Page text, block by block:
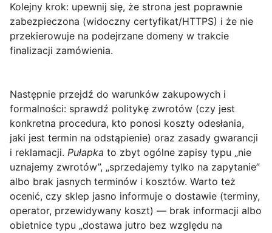
Kolejny krok: upewnij się, że strona jest poprawnie
zabezpieczona (widoczny certyfikat/HTTPS) i że nie
przekierowuje na podejrzane domeny w trakcie
finalizacji zamówienia.
Następnie przejdź do warunków zakupowych i
formalności: sprawdź politykę zwrotów (czy jest
konkretna procedura, kto ponosi koszty odesłania,
jaki jest termin na odstąpienie) oraz zasady gwarancji
i reklamacji. Pułapka to zbyt ogólne zapisy typu „nie
uznajemy zwrotów”, „sprzedajemy tylko na zapytanie”
albo brak jasnych terminów i kosztów. Warto też
ocenić, czy sklep jasno informuje o dostawie (terminy,
operator, przewidywany koszt) — brak informacji albo
obietnice typu „dostawa jutro bez względu na